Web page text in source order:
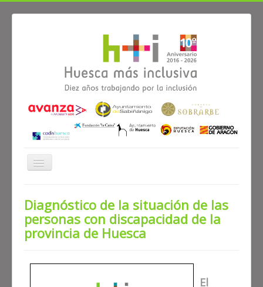
Cambiar
navegación
Diagnóstico de la situación de las
personas con discapacidad de la
provincia de Huesca
El